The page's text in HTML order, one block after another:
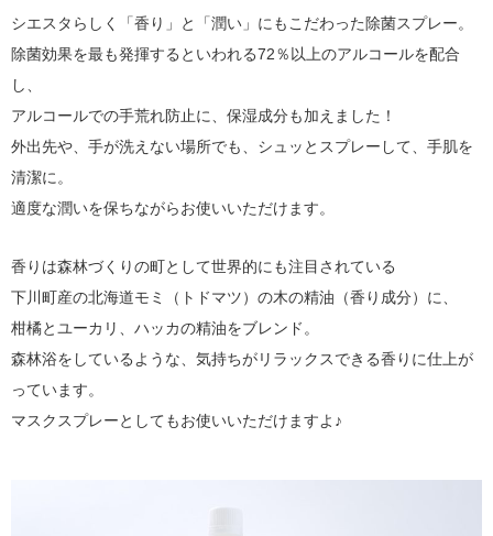
シエスタらしく「香り」と「潤い」にもこだわった除菌スプレー。
除菌効果を最も発揮するといわれる72％以上のアルコールを配合
し、
アルコールでの手荒れ防止に、保湿成分も加えました！
外出先や、手が洗えない場所でも、シュッとスプレーして、手肌を
清潔に。
適度な潤いを保ちながらお使いいただけます。
香りは森林づくりの町として世界的にも注目されている
下川町産の北海道モミ（トドマツ）の木の精油（香り成分）に、
柑橘とユーカリ、ハッカの精油をブレンド。
森林浴をしているような、気持ちがリラックスできる香りに仕上が
っています。
マスクスプレーとしてもお使いいただけますよ♪